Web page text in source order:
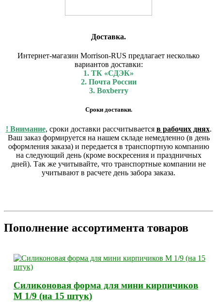
Доставка.
Интернет-магазин Morrison-RUS предлагает несколько
вариантов доставки:
1. ТК «СДЭК»
2. Почта России
3. Boxberry
Сроки доставки.
! Внимание, сроки доставки рассчитывается в рабочих днях.
Ваш заказ формируется на нашем складе немедленно (в день
оформления заказа) и передается в транспортную компанию
на следующий день (кроме воскресения и праздничных
дней). Так же учитывайте, что транспортные компании не
учитывают в расчете день забора заказа.
Пополнение ассортимента товаров
Силиконовая форма для мини кирпичиков
М 1/9 (на 15 штук)